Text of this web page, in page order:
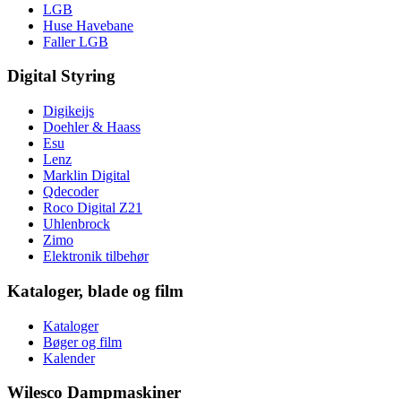
LGB
Huse Havebane
Faller LGB
Digital Styring
Digikeijs
Doehler & Haass
Esu
Lenz
Marklin Digital
Qdecoder
Roco Digital Z21
Uhlenbrock
Zimo
Elektronik tilbehør
Kataloger, blade og film
Kataloger
Bøger og film
Kalender
Wilesco Dampmaskiner